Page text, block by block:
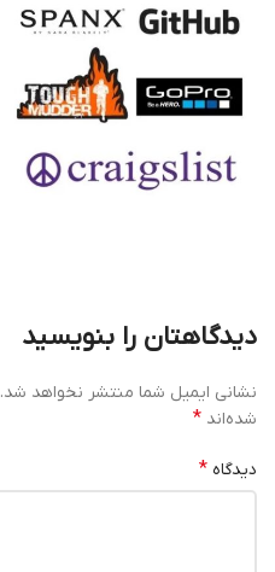
دیدگاهتان را بنویسید
نشانی ایمیل شما منتشر نخواهد شد.
شده‌اند *
دیدگاه *